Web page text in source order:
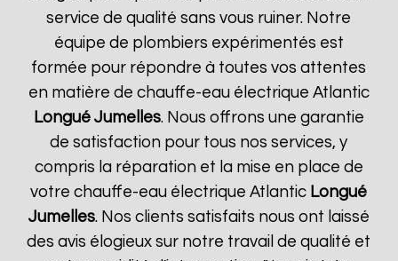
service de qualité sans vous ruiner. Notre
équipe de plombiers expérimentés est
formée pour répondre à toutes vos attentes
en matière de chauffe-eau électrique Atlantic
Longué Jumelles. Nous offrons une garantie
de satisfaction pour tous nos services, y
compris la réparation et la mise en place de
votre chauffe-eau électrique Atlantic Longué
Jumelles. Nos clients satisfaits nous ont laissé
des avis élogieux sur notre travail de qualité et